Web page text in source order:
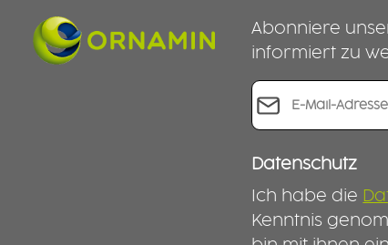
Abonniere
informiert zu
E-Mail-Adresse*
Datenschutz
Ich habe die
Kenntnis